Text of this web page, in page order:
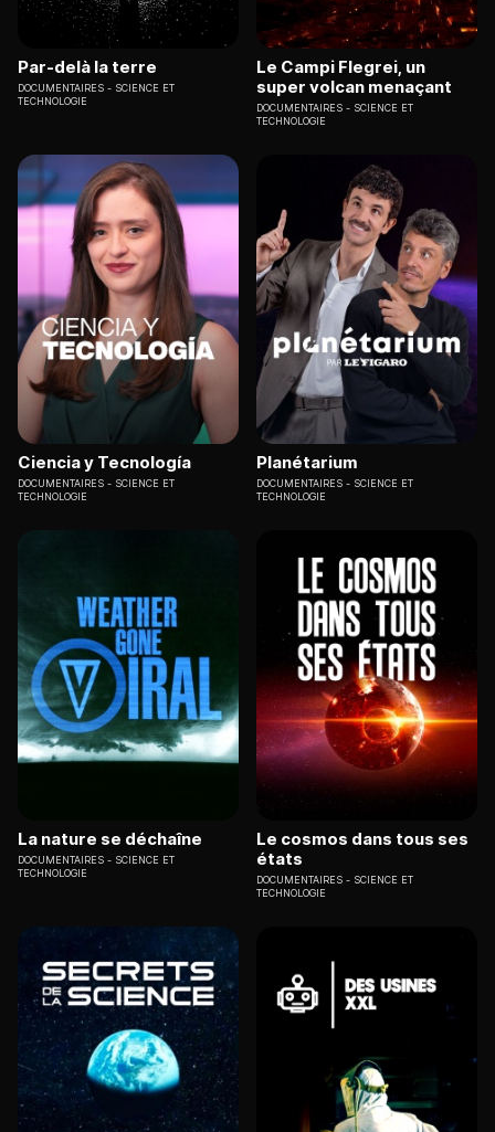
Par-delà la terre
DOCUMENTAIRES
SCIENCE ET
TECHNOLOGIE
Le Campi Flegrei, un
super volcan menaçant
DOCUMENTAIRES
SCIENCE ET
TECHNOLOGIE
Ciencia y Tecnología
DOCUMENTAIRES
SCIENCE ET
TECHNOLOGIE
Planétarium
DOCUMENTAIRES
SCIENCE ET
TECHNOLOGIE
La nature se déchaîne
DOCUMENTAIRES
SCIENCE ET
TECHNOLOGIE
Le cosmos dans tous ses
états
DOCUMENTAIRES
SCIENCE ET
TECHNOLOGIE